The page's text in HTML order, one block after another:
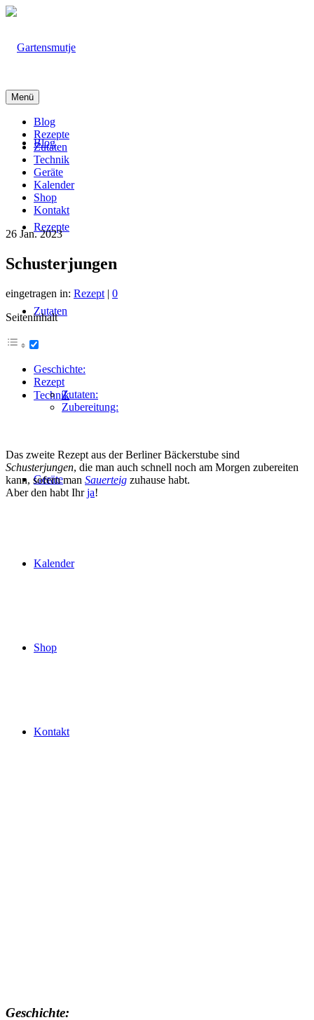
Blog
Rezepte
Zutaten
Technik
Geräte
Kalender
Shop
Kontakt
Menü
Blog
Rezepte
Zutaten
Technik
Geräte
Kalender
Shop
Kontakt
26 Jan. 2023
Schusterjungen
eingetragen in: Rezept | 0
Seiteninhalt
Geschichte:
Rezept
Zutaten:
Zubereitung:
Das zweite Rezept aus der Berliner Bäckerstube sind
Schusterjungen, die man auch schnell noch am Morgen zubereiten
kann, sofern man Sauerteig zuhause habt.
Aber den habt Ihrja!
Geschichte: